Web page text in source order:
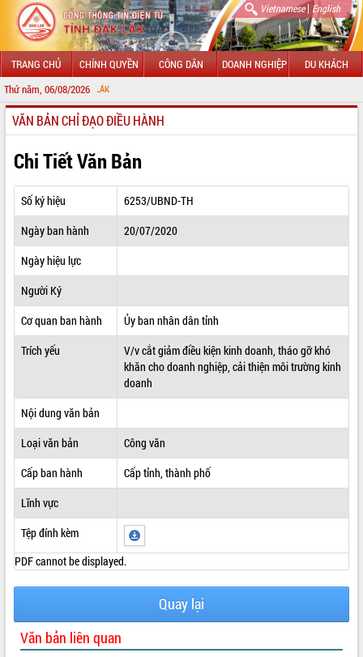
Vietnamese| English
TRANG CHỦ CHÍNH QUYỀN CÔNG DÂN DOANH NGHIỆP DU KHÁCH
Thứ năm, 06/08/2026
GIỚI THIỆU
LÃNH ĐẠO UBND TỈNH
TIN TỨC SỰ KIỆN
SỞ, BAN, NGÀNH
THÔNG TIN CHỈ ĐẠO ĐIỀU HÀNH
HỆ THỐNG VĂN BẢN
VĂN BẢN HĐND TỈNH
QUY HOẠCH - KẾ HOẠCH
VĂN BẢN CHỈ ĐẠO ĐIỀU HÀNH
Chi Tiết Văn Bản
Số ký hiệu
6253/UBND-TH
Ngày ban hành
20/07/2020
Ngày hiệu lực
Người Ký
Cơ quan ban hành
Ủy ban nhân dân tỉnh
Trích yếu
V/v cắt giảm điều kiện kinh doanh, tháo gỡ khó
khăn cho doanh nghiệp, cải thiện môi trường kinh
doanh
Nội dung văn bản
Loại văn bản
Công văn
Cấp ban hành
Cấp tỉnh, thành phố
Lĩnh vực
Tệp đính kèm
PDF cannot be displayed.
Quay lại
Văn bản liên quan